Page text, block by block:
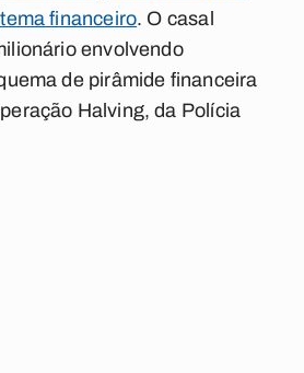
financeiro. O casal
envolvendo
de pirâmide financeira
Halving, da Polícia